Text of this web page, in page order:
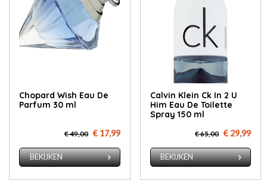
Chopard Wish Eau De
Parfum 30 ml
€ 49,00 € 17,99
BEKIJKEN
Calvin Klein Ck In 2 U
Him Eau De Toilette
Spray 150 ml
€ 65,00 € 29,99
BEKIJKEN